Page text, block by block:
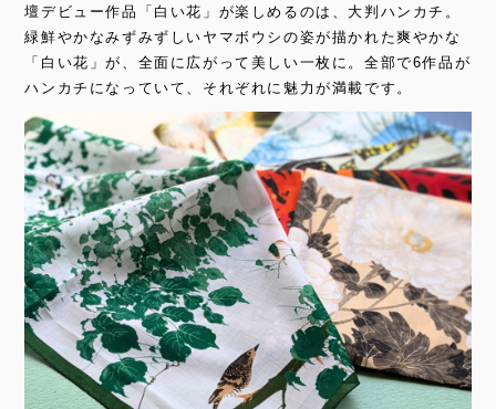
壇デビュー作品「白い花」が楽しめるのは、大判ハンカチ。
緑鮮やかなみずみずしいヤマボウシの姿が描かれた爽やかな
「白い花」が、全面に広がって美しい一枚に。全部で6作品が
ハンカチになっていて、それぞれに魅力が満載です。